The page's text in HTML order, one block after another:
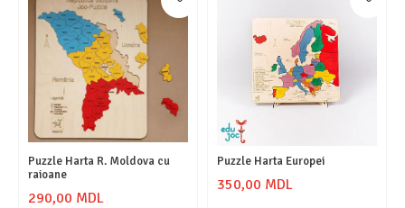
Puzzle Harta R. Moldova cu
raioane
290,00 MDL
Puzzle Harta Europei
350,00 MDL